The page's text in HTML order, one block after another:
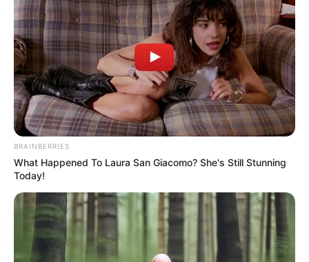
Πολυτεχνείο 1973 – Η ανάδυση του
Ψευτορωμαιϊκου κάτω από τη σκιά
της ΝΤΠ
Πολυτεχνείο 1973 – Η ανάδυση του Ψευτορωμαιϊκου κάτω
από τη σκιά της ΝΤΠ.. Δεν υπήρξε ποτέ στην ιστορία της
πατρίδας μας, μεγαλύτερη απάτη από την περίφημη...
BRAINBERRIES
What Happened To Laura San Giacomo? She's Still Stunning
Today!